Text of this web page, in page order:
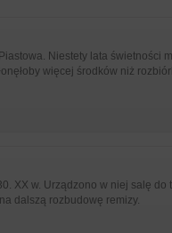
Niestety lata świetności
więcej środków niż
XX w. Urządzono w niej salę do
dalszą rozbudowę remizy.